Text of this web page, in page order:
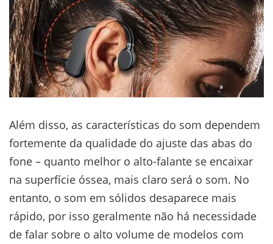
Além disso, as características do som dependem
fortemente da qualidade do ajuste das abas do
fone – quanto melhor o alto-falante se encaixar
na superfície óssea, mais claro será o som. No
entanto, o som em sólidos desaparece mais
rápido, por isso geralmente não há necessidade
de falar sobre o alto volume de modelos com